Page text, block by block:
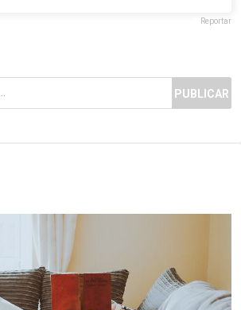
Reportar
PUBLICAR